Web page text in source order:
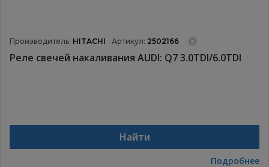
Производитель: HITACHI Артикул: 2502166
Реле свечей накаливания AUDI: Q7 3.0TDI/6.0TDI
Найти
Подробнее